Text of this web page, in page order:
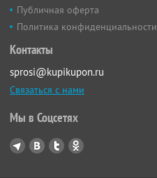
Публичная оферта
Политика конфиденциальности
Контакты
sprosi@kupikupon.ru
Связаться с нами
Мы в Соцсетях